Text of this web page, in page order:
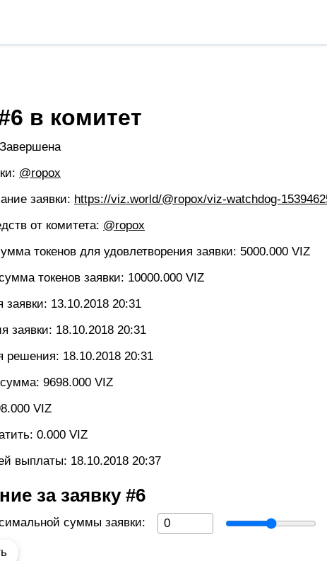
в комитет
@ropox
заявки: https://viz.world/@ropox/viz-watchdog-
от комитета: @ropox
токенов для удовлетворения заявки: 5000.000 VIZ
токенов заявки: 10000.000 VIZ
заявки: 13.10.2018 20:31
заявки: 18.10.2018 20:31
решения: 18.10.2018 20:31
9698.000 VIZ
VIZ
0.000 VIZ
выплаты: 18.10.2018 20:37
за заявку #6
суммы заявки: